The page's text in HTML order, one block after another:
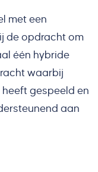
met een
de opdracht om
één hybride
waarbij
gespeeld en
aan